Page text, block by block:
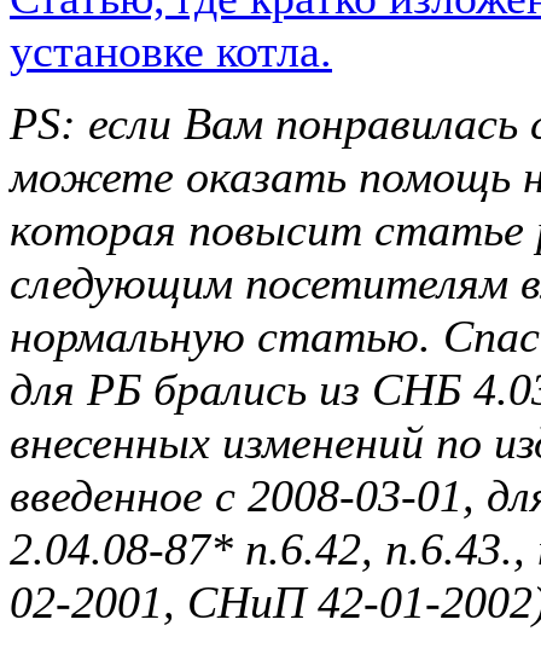
установке котла.
PS: если Вам
можете оказать помощь
которая повысит
следующим посетителям
нормальную статью.
для РБ брались из СНБ
внесенных изменений по
введенное с 2008-03-01,
2.04.08-87* п.6.42,
02-2001, СНиП 42-01-